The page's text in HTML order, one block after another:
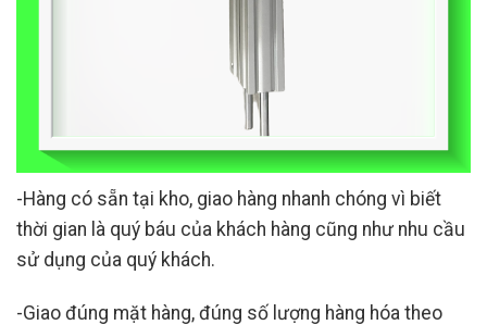
-Hàng có sẵn tại kho, giao hàng nhanh chóng vì biết
thời gian là quý báu của khách hàng cũng như nhu cầu
sử dụng của quý khách.
-Giao đúng mặt hàng, đúng số lượng hàng hóa theo